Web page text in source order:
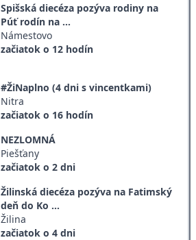
Spišská diecéza pozýva rodiny na
Púť rodín na ...
Námestovo
začiatok o 12 hodín
#ŽiNaplno (4 dni s vincentkami)
Nitra
začiatok o 16 hodín
NEZLOMNÁ
Piešťany
začiatok o 2 dni
Žilinská diecéza pozýva na Fatimský
deň do Ko ...
Žilina
začiatok o 4 dni